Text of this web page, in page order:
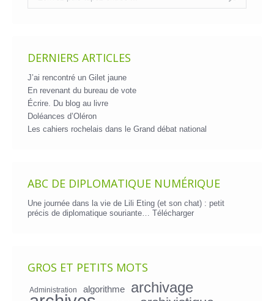
DERNIERS ARTICLES
J’ai rencontré un Gilet jaune
En revenant du bureau de vote
Écrire. Du blog au livre
Doléances d’Oléron
Les cahiers rochelais dans le Grand débat national
ABC DE DIPLOMATIQUE NUMÉRIQUE
Une journée dans la vie de Lili Eting (et son chat) : petit
précis de diplomatique souriante… Télécharger
GROS ET PETITS MOTS
Administration algorithme archivage